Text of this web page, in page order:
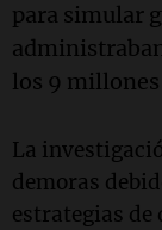
para simular
los 9 millones
La
demoras
estrategias de